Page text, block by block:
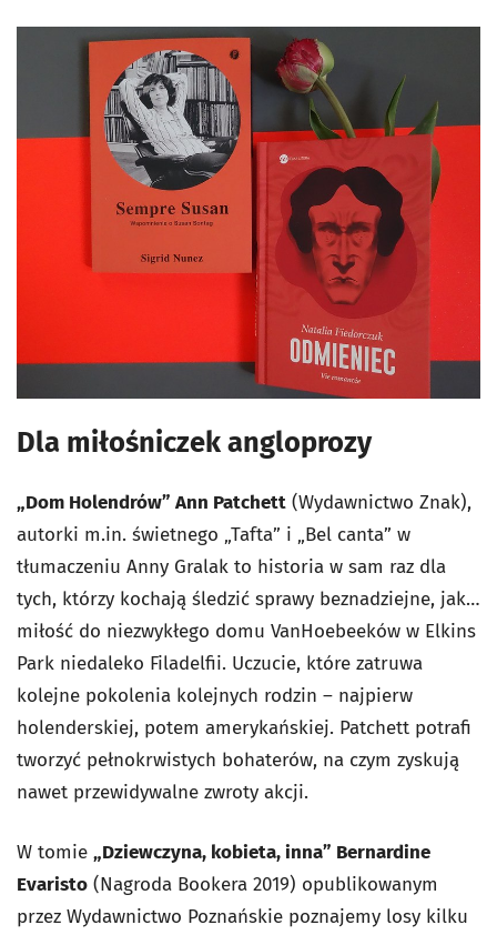
Dla miłośniczek angloprozy
„Dom Holendrów” Ann Patchett (Wydawnictwo Znak),
autorki m.in. świetnego „Tafta” i „Bel canta” w
tłumaczeniu Anny Gralak to historia w sam raz dla
tych, którzy kochają śledzić sprawy beznadziejne, jak…
miłość do niezwykłego domu VanHoebeeków w Elkins
Park niedaleko Filadelfii. Uczucie, które zatruwa
kolejne pokolenia kolejnych rodzin – najpierw
holenderskiej, potem amerykańskiej. Patchett potrafi
tworzyć pełnokrwistych bohaterów, na czym zyskują
nawet przewidywalne zwroty akcji.
W tomie „Dziewczyna, kobieta, inna” Bernardine
Evaristo (Nagroda Bookera 2019) opublikowanym
przez Wydawnictwo Poznańskie poznajemy losy kilku